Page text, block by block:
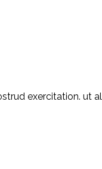
exercitation. ut